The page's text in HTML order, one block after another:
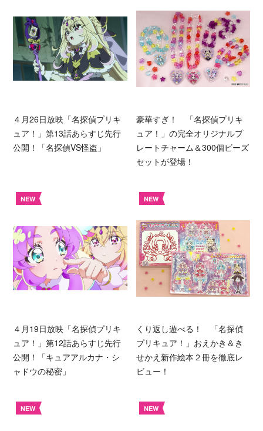
４月26日放映「名探偵プリキ
ュア！」第13話あらすじ先行
公開！「名探偵VS怪盗」
豪華すぎ！ 「名探偵プリキ
ュア！」の完全オリジナルプ
レートチャーム＆300個ビーズ
セットが登場！
NEW
４月19日放映「名探偵プリキ
ュア！」第12話あらすじ先行
公開！「キュアアルカナ・シ
ャドウの秘密」
NEW
くり返し遊べる！ 「名探偵
プリキュア！」おえかき＆き
せかえ新作絵本２冊を徹底レ
ビュー！
NEW NEW